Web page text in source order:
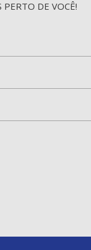
PERTO DE VOCÊ!